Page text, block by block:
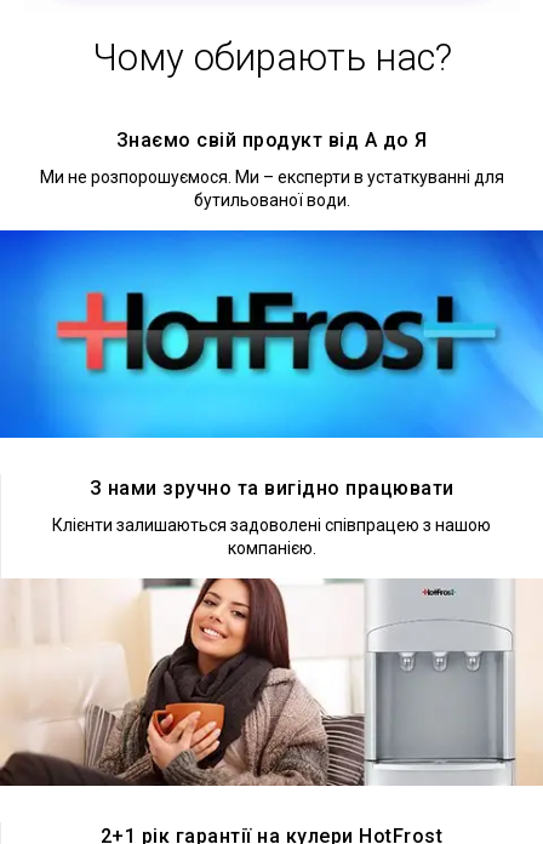
Чому обирають нас?
Знаємо свій продукт від А до Я
Ми не розпорошуємося. Ми – експерти в устаткуванні для
бутильованої води.
З нами зручно та вигідно працювати
Клієнти залишаються задоволені співпрацею з нашою
компанією.
2+1 рік гарантії на кулери HotFrost